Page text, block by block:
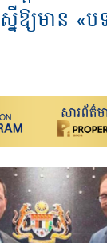
ើឱ្យមាន